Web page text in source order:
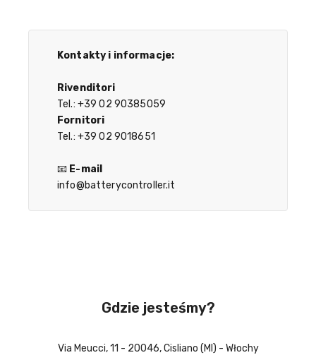
Kontakty i informacje:
Rivenditori
Tel.: +39 02 90385059
Fornitori
Tel.: +39 02 9018651
📧 E-mail
info@batterycontroller.it
Gdzie jesteśmy?
Via Meucci, 11 - 20046, Cisliano (MI) - Włochy